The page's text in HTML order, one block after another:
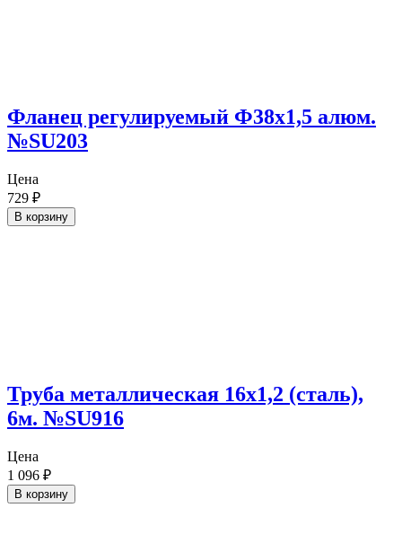
Фланец регулируемый Ф38х1,5 алюм.
№SU203
Цена
729 ₽
В корзину
Труба металлическая 16х1,2 (сталь),
6м. №SU916
Цена
1 096 ₽
В корзину